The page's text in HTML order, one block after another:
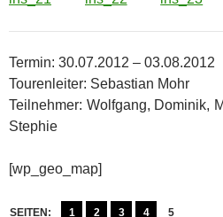
Termin: 30.07.2012 – 03.08.2012
Tourenleiter: Sebastian Mohr
Teilnehmer: Wolfgang, Dominik,
Stephie
[wp_geo_map]
SEITEN: 1 2 3 4 5